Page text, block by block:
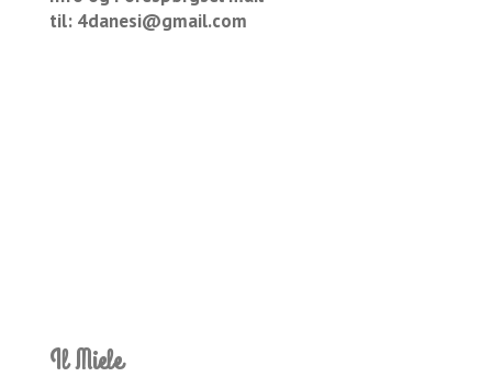
til: 4danesi@gmail.com
Il Miele